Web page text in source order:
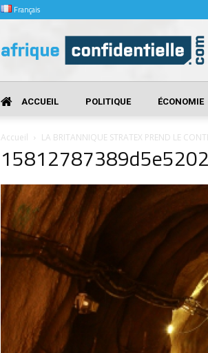
Français
Confidentielle
ACCUEIL POLITIQUE ÉCONOMIE
Accueil LA BRITANNIQUE STRATEX PREND LE